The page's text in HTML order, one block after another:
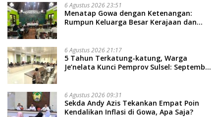
6 Agustus 2026 23:51
Menatap Gowa dengan Ketenangan:
Rumpun Keluarga Besar Kerajaan dan
Soal Adat dan Adab
6 Agustus 2026 21:17
5 Tahun Terkatung-katung, Warga
Je’nelata Kunci Pemprov Sulsel: September
6 Agustus 2026 09:31
Sekda Andy Azis Tekankan Empat Poin
Kendalikan Inflasi di Gowa, Apa Saja?